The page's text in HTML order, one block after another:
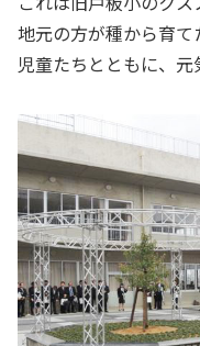
地元の方が種から育て
児童たちとともに、元